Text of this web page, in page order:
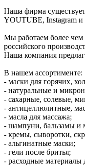
Наша фирма
YOUTUBE, Instagram и
Мы работаем более чем
российского
Наша компания
В нашем ассортименте:
- маски для горячих,
- натуральные и
- сахарные, солевые,
- антицеллюлитные,
- масла для массажа;
- шампуни, бальзамы и
- кремы, сыворотки,
- альгинатные маски;
- гели после бритья;
- расходные материалы